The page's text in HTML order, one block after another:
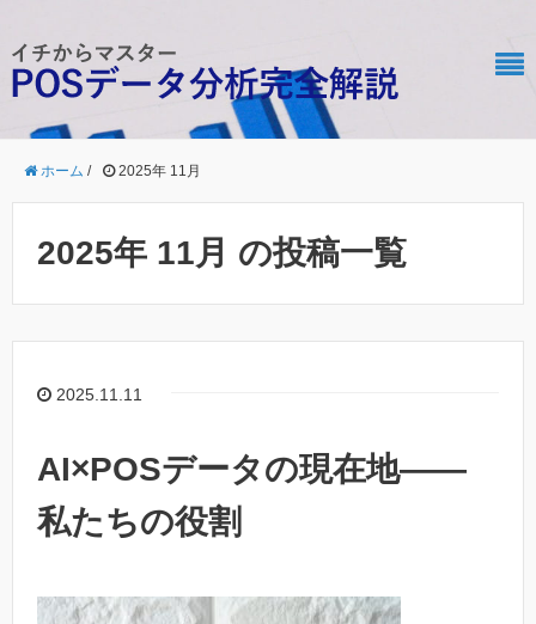
ホーム / 2025年 11月
2025年 11月 の投稿一覧
2025.11.11
AI×POSデータの現在地――
私たちの役割